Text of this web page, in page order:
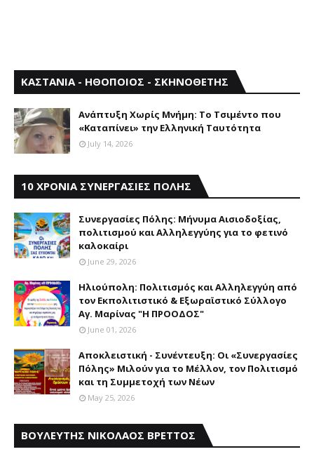
ΚΑΣΤΑΝΙΑ - ΗΘΟΠΟΙΟΣ - ΣΚΗΝΟΘΕΤΗΣ
Aνάπτυξη Xωρίς Mνήμη: Το Τσιμέντο που
«Καταπίνει» την Ελληνική Ταυτότητα
July 14, 2026
10 ΧΡΟΝΙΑ ΣΥΝΕΡΓΑΣΙΕΣ ΠΟΛΗΣ
Συνεργασίες Πόλης: Mήνυμα Aισιοδοξίας,
πολιτισμού και Aλληλεγγύης για το φετινό
καλοκαίρι
June 29, 2026
Ηλιούπολη: Πολιτισμός και Aλληλεγγύη από
τον Εκπολιτιστικό & Εξωραϊστικό Σύλλογο
Αγ. Μαρίνας "Η ΠΡΟΟΔΟΣ"
June 01, 2026
Αποκλειστική - Συνέντευξη: Οι «Συνεργασίες
Πόλης» Μιλούν για το Μέλλον, τον Πολιτισμό
και τη Συμμετοχή των Νέων
May 25, 2026
ΒΟΥΛΕΥΤΗΣ ΝΙΚΟΛΑΟΣ ΒΡΕΤΤΟΣ